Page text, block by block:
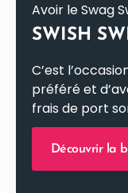
Avoir le Swag
SWISH
C’est
préféré et
frais de port
Découvrir la